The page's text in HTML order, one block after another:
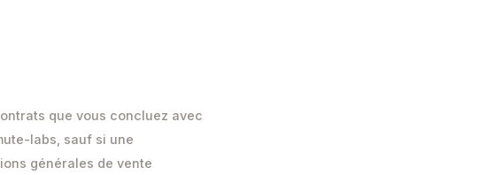
que vous concluez avec
labs, sauf si une
générales de vente